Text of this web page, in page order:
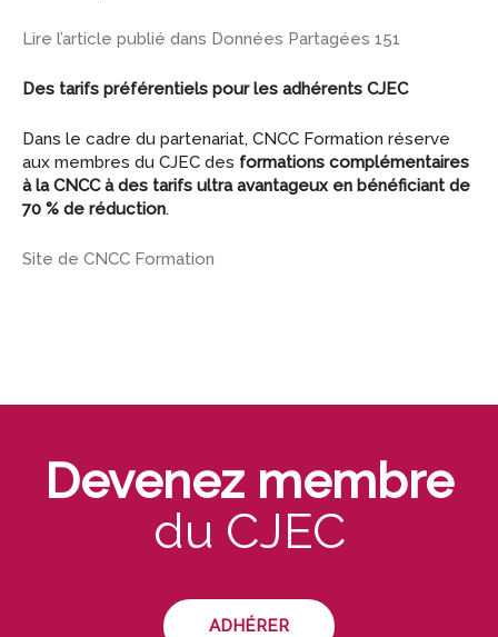
Lire l’article publié dans Données Partagées 151
Des tarifs préférentiels pour les adhérents CJEC
Dans le cadre du partenariat, CNCC Formation réserve
aux membres du CJEC des formations complémentaires
à la CNCC à des tarifs ultra avantageux en bénéficiant de
70 % de réduction.
Site de CNCC Formation
Devenez membre
du CJEC
ADHÉRER